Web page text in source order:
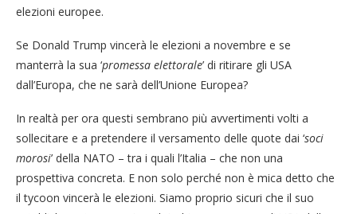
elezioni europee.
Se Donald Trump vincerà le elezioni a novembre e se
manterrà la sua ‘promessa elettorale’ di ritirare gli USA
dall’Europa, che ne sarà dell’Unione Europea?
In realtà per ora questi sembrano più avvertimenti volti a
sollecitare e a pretendere il versamento delle quote dai ‘soci
morosi’ della NATO – tra i quali l’Italia – che non una
prospettiva concreta. E non solo perché non è mica detto che
il tycoon vincerà le elezioni. Siamo proprio sicuri che il suo